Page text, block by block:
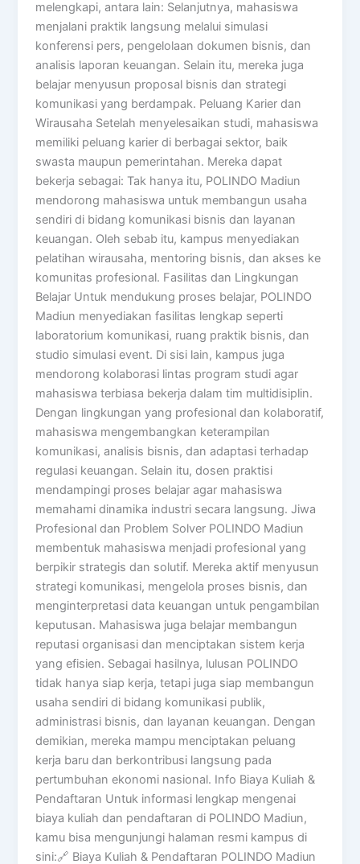
melengkapi, antara lain: Selanjutnya, mahasiswa
menjalani praktik langsung melalui simulasi
konferensi pers, pengelolaan dokumen bisnis, dan
analisis laporan keuangan. Selain itu, mereka juga
belajar menyusun proposal bisnis dan strategi
komunikasi yang berdampak. Peluang Karier dan
Wirausaha Setelah menyelesaikan studi, mahasiswa
memiliki peluang karier di berbagai sektor, baik
swasta maupun pemerintahan. Mereka dapat
bekerja sebagai: Tak hanya itu, POLINDO Madiun
mendorong mahasiswa untuk membangun usaha
sendiri di bidang komunikasi bisnis dan layanan
keuangan. Oleh sebab itu, kampus menyediakan
pelatihan wirausaha, mentoring bisnis, dan akses ke
komunitas profesional. Fasilitas dan Lingkungan
Belajar Untuk mendukung proses belajar, POLINDO
Madiun menyediakan fasilitas lengkap seperti
laboratorium komunikasi, ruang praktik bisnis, dan
studio simulasi event. Di sisi lain, kampus juga
mendorong kolaborasi lintas program studi agar
mahasiswa terbiasa bekerja dalam tim multidisiplin.
Dengan lingkungan yang profesional dan kolaboratif,
mahasiswa mengembangkan keterampilan
komunikasi, analisis bisnis, dan adaptasi terhadap
regulasi keuangan. Selain itu, dosen praktisi
mendampingi proses belajar agar mahasiswa
memahami dinamika industri secara langsung. Jiwa
Profesional dan Problem Solver POLINDO Madiun
membentuk mahasiswa menjadi profesional yang
berpikir strategis dan solutif. Mereka aktif menyusun
strategi komunikasi, mengelola proses bisnis, dan
menginterpretasi data keuangan untuk pengambilan
keputusan. Mahasiswa juga belajar membangun
reputasi organisasi dan menciptakan sistem kerja
yang efisien. Sebagai hasilnya, lulusan POLINDO
tidak hanya siap kerja, tetapi juga siap membangun
usaha sendiri di bidang komunikasi publik,
administrasi bisnis, dan layanan keuangan. Dengan
demikian, mereka mampu menciptakan peluang
kerja baru dan berkontribusi langsung pada
pertumbuhan ekonomi nasional. Info Biaya Kuliah &
Pendaftaran Untuk informasi lengkap mengenai
biaya kuliah dan pendaftaran di POLINDO Madiun,
kamu bisa mengunjungi halaman resmi kampus di
sini:🔗 Biaya Kuliah & Pendaftaran POLINDO Madiun